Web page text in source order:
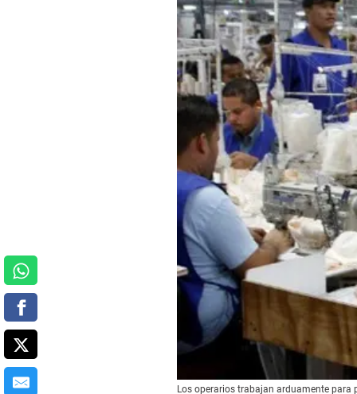
Los operarios trabajan arduamente para